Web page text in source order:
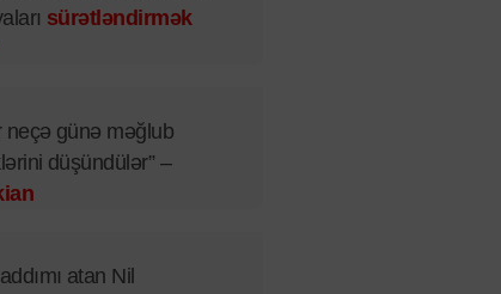
sürətləndirmək
neçə günə məğlub
düşündülər” –
atan Nil